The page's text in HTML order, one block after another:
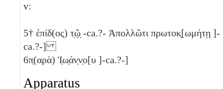
v:
5† ἐπίδ(ος) τ̣ῷ̣ -ca.?- Ἀπολλῶτι πρωτοκ̣[ωμήτῃ ]-
ca.?-]
6π̣(αρὰ) Ἰ̣ω̣άν̣ν̣ο[υ ]-ca.?-]
Apparatus